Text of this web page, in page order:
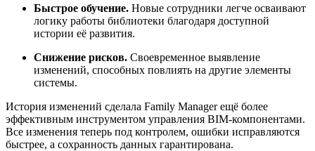
Быстрое обучение. Новые сотрудники легче осваивают
логику работы библиотеки благодаря доступной
истории её развития.
Снижение рисков. Своевременное выявление
изменений, способных повлиять на другие элементы
системы.
История изменений сделала Family Manager ещё более
эффективным инструментом управления BIM-компонентами.
Все изменения теперь под контролем, ошибки исправляются
быстрее, а сохранность данных гарантирована.